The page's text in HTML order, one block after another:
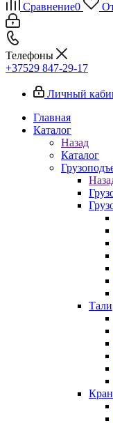
Сравнение0
Телефоны
+37529 847-29-17‬
Личный
Главная
Каталог
Назад
Каталог
Тали